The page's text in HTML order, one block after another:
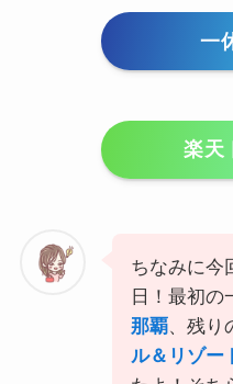
一
楽天
ちなみに今
日！最初の
那覇、残り
ル＆リゾー